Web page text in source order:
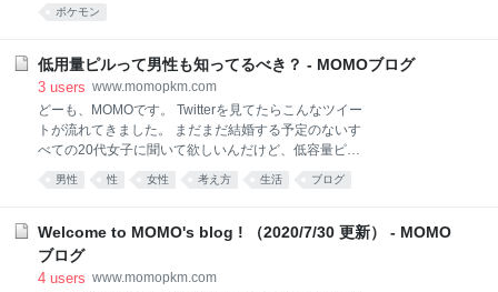
読みいただきありがとうございました。 記事が価値あ
携 ポケモンGOとの連携 まとめ Pokémon HOMEとは
Nintendo Switchとスマートフォンを対象としたクラウ
ドサービスです。 連携するソフト・サービスを通じ
て、『ポケットモンスター』シリーズや『Pokémon
GO』で仲間にしたポケモンたちを、預けたり、世界中
の人と交換したりすることができます。 Pokémon
ミアムプラン（有料）に加入すると、ポケモンを
ポケモン
低用量ピルって男性も知ってるべき？ - MOMOブログ
3 users www.momopkm.com
どーも、MOMOです。 Twitterを見てたらこんなツイー
トが流れてきました。 まだまだ結婚する予定のないす
べての20代女子に聞いて欲しいんだけど、低容量ピル
の服用はいずれあなたを救います。卵子の劣化(老化)
を止められるのは毎月の無駄な排卵を起こさせない低
のがスタンダードなんだとか。日本では認知されて無
さすぎる！— 限界OL👩 (@LIMITED_ol) 2020年1月29
日 「低用量ピル」という存在は知ってるものの、男で
男性 性 女性 考え方 生活 ブログ
Welcome to MOMO's blog ! （2020/7/30 更新） - MOMO
ブログ
4 users www.momopkm.com